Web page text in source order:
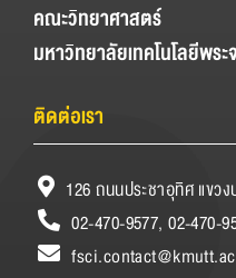
คณะวิทยาศาสตร์
มหาวิทยาลัยเทคโนโลยีพร
ติดต่อเรา
126 ถนนประชาอุทิศ แขว
02-470-9577, 02-470-